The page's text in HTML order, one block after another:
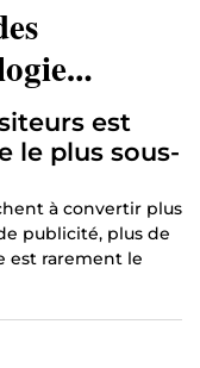
améliorer
est
le plus sous-
à convertir plus
publicité, plus de
est rarement le